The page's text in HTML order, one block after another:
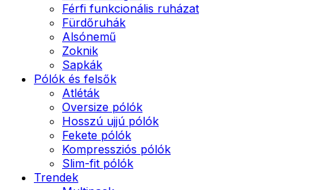
Férfi funkcionális ruházat
Fürdőruhák
Alsónemű
Zoknik
Sapkák
Pólók és felsők
Atléták
Oversize pólók
Hosszú ujjú pólók
Fekete pólók
Kompressziós pólók
Slim-fit pólók
Trendek